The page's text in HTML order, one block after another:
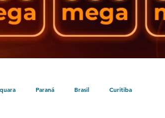
Paraná Brasil Curitiba